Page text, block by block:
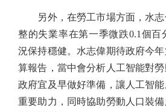
另外，在勞工市場方面，水志
整的失業率在第一季微跌0.1個百
況保持穩健。水志偉期待政府今
算報告，當中會分析人工智能對勞
政府宜及早做好準備，讓人工智
重要助力，同時協助勞動人口裝